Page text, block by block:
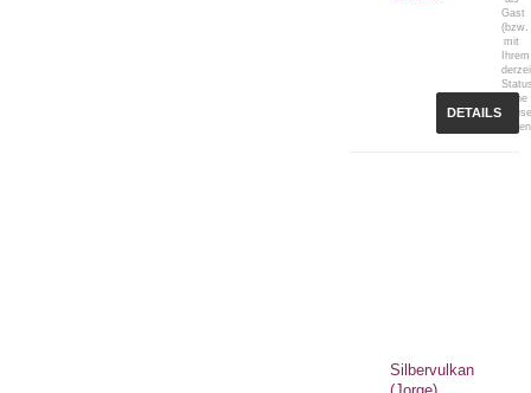
Gast
(bzw.
mit
Ihrem
keine
DETAILS
Silbervulkan